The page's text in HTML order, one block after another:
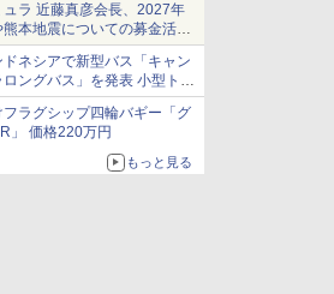
ラ 近藤真彦会長、2027年
本地震についての募金活動
ネシアで新型バス「キャン
ングバス」を発表 小型トラ
旅客輸送向けバス
ラグシップ四輪バギー「グ
」 価格220万円
もっと見る